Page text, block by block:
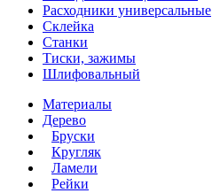
Расходники универсальные
Склейка
Станки
Тиски, зажимы
Шлифовальный
Материалы
Дерево
Бруски
Кругляк
Ламели
Рейки